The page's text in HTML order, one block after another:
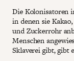
Die Kolonisatoren
in denen sie
und Zuckerrohr
Menschen
Sklaverei gibt, gibt